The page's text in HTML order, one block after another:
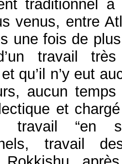
traditionnel
venus, entre
une fois de
travail
qu’il n’y eut
aucun
et
travail “en
travail